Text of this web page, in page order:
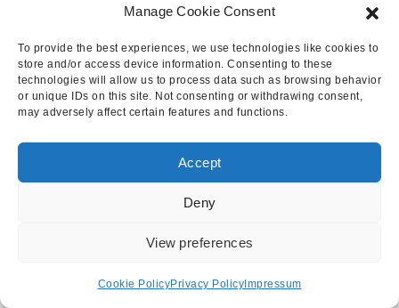
Manage Cookie Consent
To provide the best experiences, we use technologies like cookies to
store and/or access device information. Consenting to these
technologies will allow us to process data such as browsing behavior
or unique IDs on this site. Not consenting or withdrawing consent,
may adversely affect certain features and functions.
Accept
Deny
View preferences
Cookie PolicyPrivacy PolicyImpressum
Blogalm.de
Privacy Policy
Yuma byShark Themes